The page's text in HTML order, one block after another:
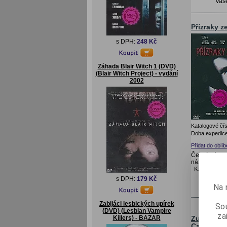
s DPH: 248 Kč
Záhada Blair Witch 1 (DVD)
(Blair Witch Project) - vydání
2002
s DPH: 179 Kč
Zabijáci lesbických upírek
(DVD) (Lesbian Vampire
Killers) - BAZAR
Přízraky
Katalogové
Doba
Přidat do
Český
název: In
Zuřící
Na